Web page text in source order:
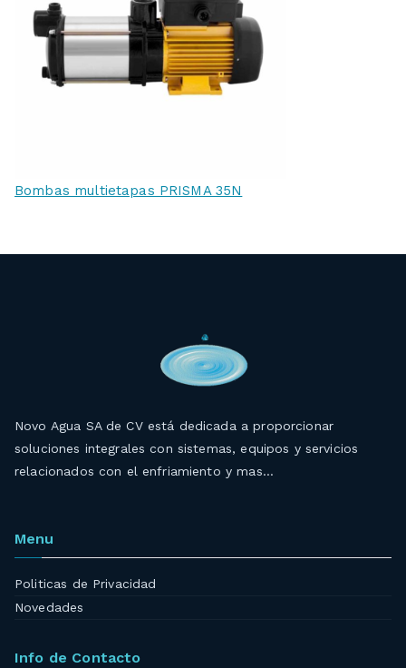
Bombas multietapas PRISMA 35N
Novo Agua SA de CV está dedicada a proporcionar
soluciones integrales con sistemas, equipos y servicios
relacionados con el enfriamiento y mas…
Menu
Politicas de Privacidad
Novedades
Info de Contacto